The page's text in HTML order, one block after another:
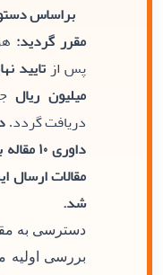
براساس
مقرر گردید:
پس از
میلیون ریال
دریافت گردد.
داوری
مقالات ارسال
شد.
دسترسی به
بررسی اولیه